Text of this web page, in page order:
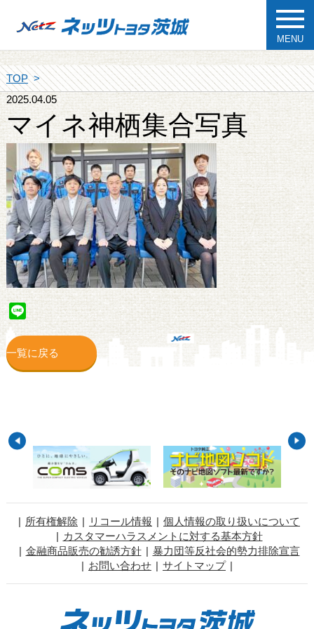
MENU
TOP
2025.04.05
マイネ神栖集合写真
Line
一覧に戻る
所有権解除 リコール情報
個人情報の取り扱いについて
カスタマーハラスメントに対する基本方針
金融商品販売の勧誘方針
暴力団等反社会的勢力排除宣言
お問い合わせ
サイトマップ